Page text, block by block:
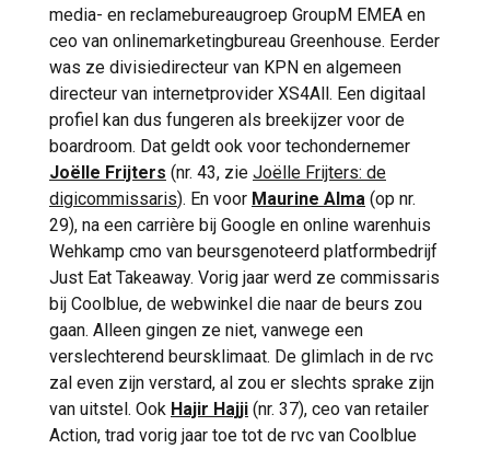
media- en reclamebureaugroep GroupM EMEA en
ceo van onlinemarketingbureau Greenhouse. Eerder
was ze divisiedirecteur van KPN en algemeen
directeur van internetprovider XS4All. Een digitaal
profiel kan dus fungeren als breekijzer voor de
boardroom. Dat geldt ook voor techondernemer
Joëlle Frijters (nr. 43, zie Joëlle Frijters: de
digicommissaris). En voor Maurine Alma (op nr.
29), na een carrière bij Google en online warenhuis
Wehkamp cmo van beursgenoteerd platformbedrijf
Just Eat Takeaway. Vorig jaar werd ze commissaris
bij Coolblue, de webwinkel die naar de beurs zou
gaan. Alleen gingen ze niet, vanwege een
verslechterend beursklimaat. De glimlach in de rvc
zal even zijn verstard, al zou er slechts sprake zijn
van uitstel. Ook Hajir Hajji (nr. 37), ceo van retailer
Action, trad vorig jaar toe tot de rvc van Coolblue